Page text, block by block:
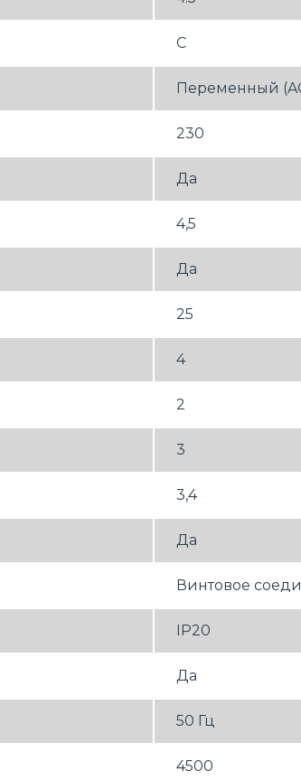
C
Переменный
230
Да
4,5
Да
25
4
2
3
3,4
Да
Винтовое
IP20
Да
50 Гц
4500